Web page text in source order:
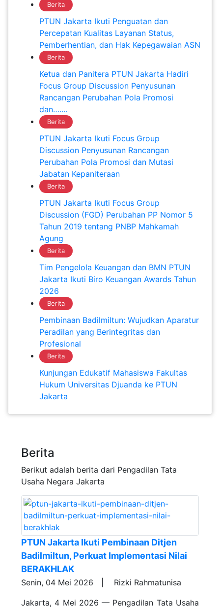
Berita
PTUN Jakarta Ikuti Penguatan dan
Percepatan Kualitas Layanan Status,
Pemberhentian, dan Hak Kepegawaian ASN
Berita
Ketua dan Panitera PTUN Jakarta Hadiri
Focus Group Discussion Penyusunan
Rancangan Perubahan Pola Promosi
dan…....
Berita
PTUN Jakarta Ikuti Focus Group
Discussion Penyusunan Rancangan
Perubahan Pola Promosi dan Mutasi
Jabatan Kepaniteraan
Berita
PTUN Jakarta Ikuti Focus Group
Discussion (FGD) Perubahan PP Nomor 5
Tahun 2019 tentang PNBP Mahkamah
Agung
Berita
Tim Pengelola Keuangan dan BMN PTUN
Jakarta Ikuti Biro Keuangan Awards Tahun
2026
Berita
Pembinaan Badilmiltun: Wujudkan Aparatur
Peradilan yang Berintegritas dan
Profesional
Berita
Kunjungan Edukatif Mahasiswa Fakultas
Hukum Universitas Djuanda ke PTUN
Jakarta
Berita
Berikut adalah berita dari Pengadilan Tata
Usaha Negara Jakarta
PTUN Jakarta Ikuti Pembinaan Ditjen
Badilmiltun, Perkuat Implementasi Nilai
BERAKHLAK
Senin, 04 Mei 2026 | Rizki Rahmatunisa
Jakarta, 4 Mei 2026 — Pengadilan Tata Usaha